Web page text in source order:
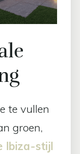
te vullen
groen,
Ibiza-stijl